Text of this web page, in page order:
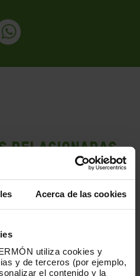
Acerca de las cookies
utiliza cookies y
y de terceros (por ejemplo,
el contenido y la
RELACIONADAS